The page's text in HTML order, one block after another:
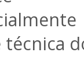
técnica